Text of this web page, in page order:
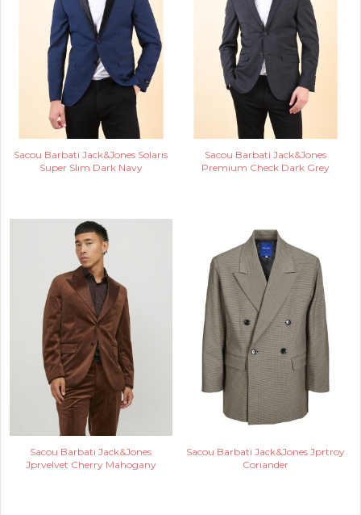
Sacou Barbati Jack&Jones Solaris
Super Slim Dark Navy
Sacou Barbati Jack&Jones
Premium Check Dark Grey
Sacou Barbati Jack&Jones
Jprvelvet Cherry Mahogany
Sacou Barbati Jack&Jones Jprtroy
Coriander